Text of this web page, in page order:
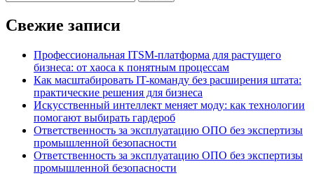
Свежие записи
Профессиональная ITSM-платформа для растущего
бизнеса: от хаоса к понятным процессам
Как масштабировать IT-команду без расширения штата:
практические решения для бизнеса
Искусственный интеллект меняет моду: как технологии
помогают выбирать гардероб
Ответственность за эксплуатацию ОПО без экспертизы
промышленной безопасности
Ответственность за эксплуатацию ОПО без экспертизы
промышленной безопасности